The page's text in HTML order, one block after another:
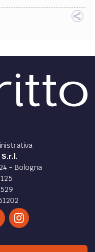
- Bologna